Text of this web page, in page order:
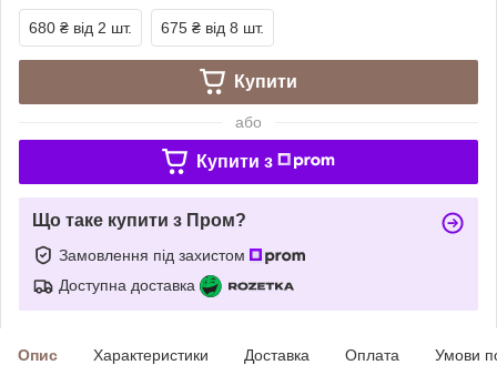
680 ₴ від 2 шт. 675 ₴ від 8 шт.
Купити
або
Купити з
Що таке купити з Пром?
Замовлення під захистом
Доступна доставка
Опис Характеристики Доставка Оплата Умови